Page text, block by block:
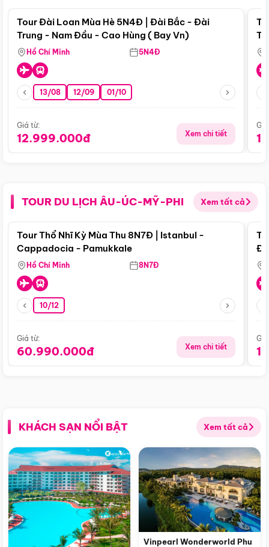
Tour Đài Loan Mùa Hè 5N4Đ | Đài Bắc - Đài
Trung - Nam Đầu - Cao Hùng ( Bay Vn)
Hồ Chí Minh 5N4Đ
13/08 12/09 01/10
Giá từ:
12.999.000đ Xem chi tiết
TOUR DU LỊCH ÂU-ÚC-MỸ-PHI Xem tất cả
Điểm nổi bật
Tour Thổ Nhĩ Kỳ Mùa Thu 8N7Đ | Istanbul -
Cappadocia - Pamukkale
Hồ Chí Minh 8N7Đ
10/12
Giá từ:
60.990.000đ Xem chi tiết
KHÁCH SẠN NỔI BẬT Xem tất cả
Vinpearl Wonderworld Phu